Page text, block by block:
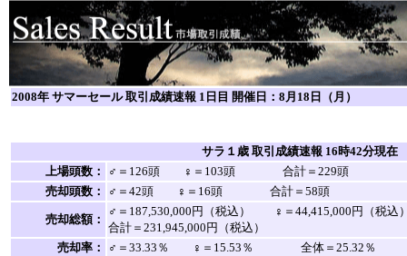
2008年 サマーセール 取引成績速報 1日目 開催日：8月18日（月）
サラ１歳 取引成績速報 16時42分現在
上場頭数：
♂＝126頭 ♀＝103頭 合計＝229頭
売却頭数：
♂＝42頭 ♀＝16頭 合計＝58頭
売却総額：
♂＝187,530,000円（税込） ♀＝44,415,000円（
合計＝231,945,000円（税込）
売却率：
♂＝33.33％ ♀＝15.53％ 全体＝25.32％